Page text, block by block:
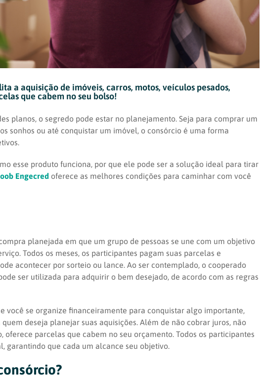
a aquisição de imóveis, carros, motos, veículos pesados,
que cabem no seu bolso!
planos, o segredo pode estar no planejamento. Seja para comprar um
sonhos ou até conquistar um imóvel, o consórcio é uma forma
esse produto funciona, por que ele pode ser a solução ideal para tirar
Engecred oferece as melhores condições para caminhar com você
planejada em que um grupo de pessoas se une com um objetivo
Todos os meses, os participantes pagam suas parcelas e
acontecer por sorteio ou lance. Ao ser contemplado, o cooperado
ser utilizada para adquirir o bem desejado, de acordo com as regras
você se organize financeiramente para conquistar algo importante,
deseja planejar suas aquisições. Além de não cobrar juros, não
oferece parcelas que cabem no seu orçamento. Todos os participantes
garantindo que cada um alcance seu objetivo.